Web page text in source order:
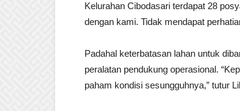
Kelurahan Cibodasari terdapat 28
dengan kami. Tidak mendapat
Padahal keterbatasan lahan untuk
peralatan pendukung operasional.
paham kondisi sesungguhnya,” tutur